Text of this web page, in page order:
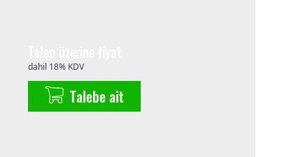
dahil 18% KDV
Talebe ait